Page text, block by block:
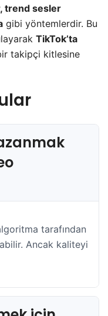
trend sesler
gibi yöntemlerdir. Bu
TikTok’ta
takipçi kitlesine
tarafından
Ancak kaliteyi